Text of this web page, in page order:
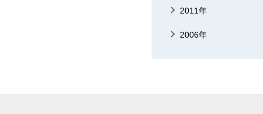
2011年
2006年